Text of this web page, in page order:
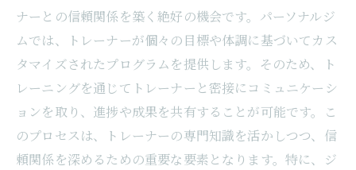
ナーとの信頼関係を築く絶好の機会です。パーソナルジ
ムでは、トレーナーが個々の目標や体調に基づいてカス
タマイズされたプログラムを提供します。そのため、ト
レーニングを通じてトレーナーと密接にコミュニケーシ
ョンを取り、進捗や成果を共有することが可能です。こ
のプロセスは、トレーナーの専門知識を活かしつつ、信
頼関係を深めるための重要な要素となります。特に、ジ